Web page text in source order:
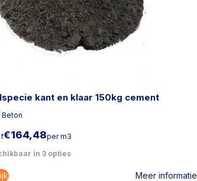
kant en klaar 150kg cement
Beton
€164,48per m3
in 3 opties
Meer informatie